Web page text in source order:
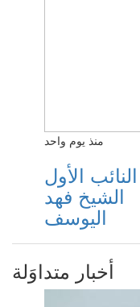
منذ يوم واحد
النائب الأول
الشيخ فهد
اليوسف
أخبار متداوَلة